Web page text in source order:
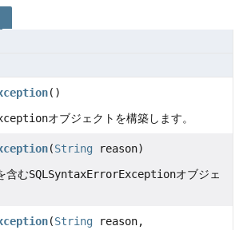
()
オブジェクトを構築します。
(String reason)
含むSQLSyntaxErrorExceptionオブジェ
(String reason,